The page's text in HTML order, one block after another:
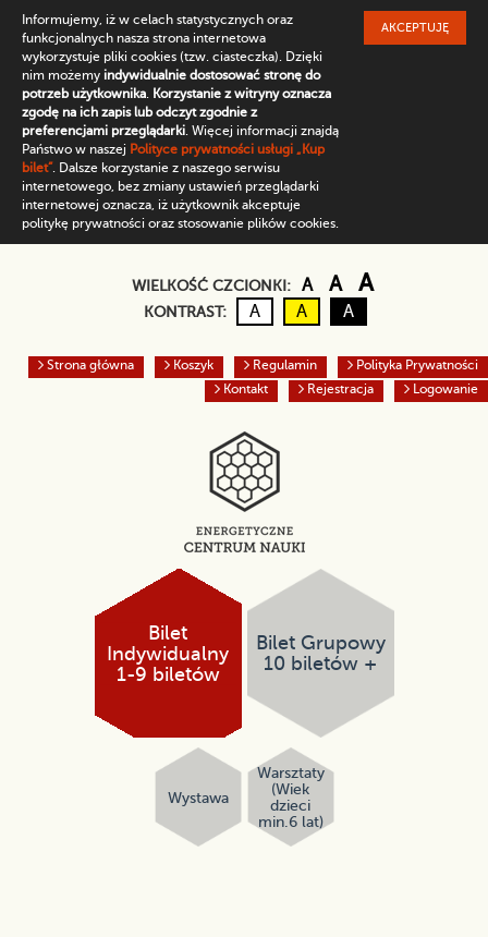
Informujemy, iż w celach statystycznych oraz
funkcjonalnych nasza strona internetowa
wykorzystuje pliki cookies (tzw. ciasteczka). Dzięki
nim możemy indywidualnie dostosować stronę do
potrzeb użytkownika. Korzystanie z witryny oznacza
zgodę na ich zapis lub odczyt zgodnie z
preferencjami przeglądarki. Więcej informacji znajdą
Państwo w naszej Polityce prywatności usługi „Kup
bilet”. Dalsze korzystanie z naszego serwisu
internetowego, bez zmiany ustawień przeglądarki
internetowej oznacza, iż użytkownik akceptuje
politykę prywatności oraz stosowanie plików cookies.
AKCEPTUJĘ
WIELKOŚĆ CZCIONKI: A Domyślny rozmiar
AWiększa
A
KONTRAST: AKontrast domyślny
ACzarny tekst na
ABiały tekst na
Strona główna Koszyk Regulamin
Polityka Prywatności
Kontakt
Rejestracja Logowanie
Bilet
Indywidualny
1-9 biletów
Bilet Grupowy
10 biletów +
Wystawa
Warsztaty
(Wiek
dzieci
min.6 lat)